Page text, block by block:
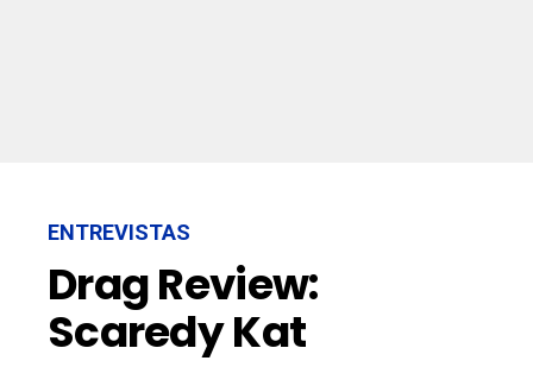
ENTREVISTAS
Drag Review:
Scaredy Kat